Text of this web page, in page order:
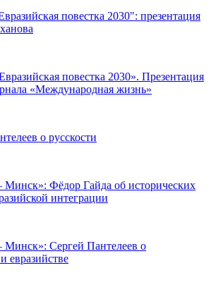
повестка 2030": презентация
повестка 2030». Презентация
«Международная жизнь»
о русскости
Минск»: Фёдор Гайда об исторических
интеграции
Минск»: Сергей Пантелеев о
евразийстве